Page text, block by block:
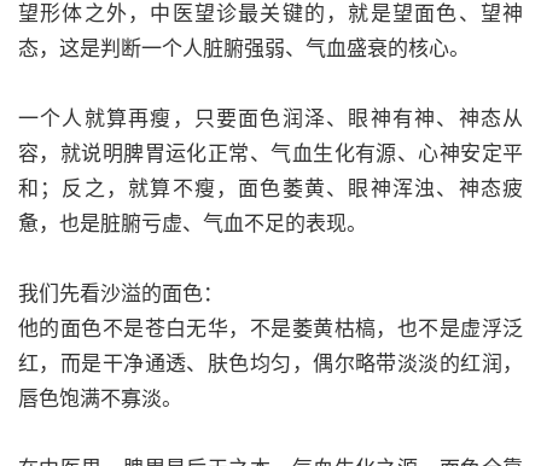
望形体之外，中医望诊最关键的，就是望面色、望神
态，这是判断一个人脏腑强弱、气血盛衰的核心。
一个人就算再瘦，只要面色润泽、眼神有神、神态从
容，就说明脾胃运化正常、气血生化有源、心神安定平
和；反之，就算不瘦，面色萎黄、眼神浑浊、神态疲
惫，也是脏腑亏虚、气血不足的表现。
我们先看沙溢的面色：
他的面色不是苍白无华，不是萎黄枯槁，也不是虚浮泛
红，而是干净通透、肤色均匀，偶尔略带淡淡的红润，
唇色饱满不寡淡。